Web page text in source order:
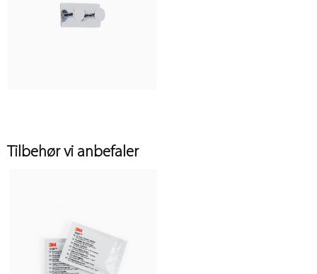
Tilbehør vi anbefaler